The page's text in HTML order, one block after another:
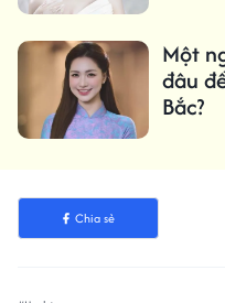
Một
đâu
Bắc?
Chia sẻ